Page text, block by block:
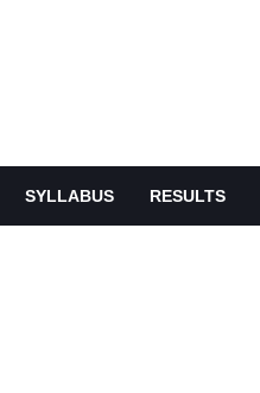
SYLLABUS RESULTS